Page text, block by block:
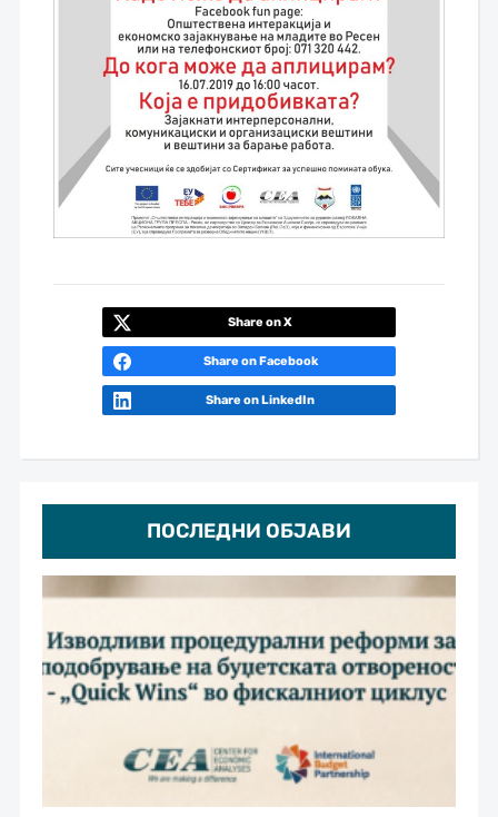
ПОСЛЕДНИ ОБЈАВИ
Share on X
Share on Facebook
Share on LinkedIn